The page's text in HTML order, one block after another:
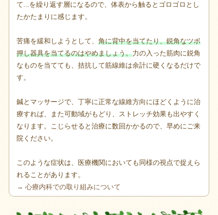
て...を繰り返す層になるので、体表から触るとゴロゴロとし
たかたまりに感じます。
苦痛を緩和しようとして、 角に背中を当てたり、鋭角なツボ
押し器具を当てるのはやめましょう。力の入った筋肉に鋭角
なものを当てても、拮抗して筋線維は余計に硬くなるだけで
す。
鍼とマッサージで、丁寧に正常な線維方向にほどくように治
療すれば、また可動域がもどり、ストレッチ効果も出やすく
なります。こじらせると治療に数回かかるので、早めにご来
院ください。
このような症状は、医療機関においても同様の視点で捉えら
れることがあります。
→ 心療内科での取り組みについて